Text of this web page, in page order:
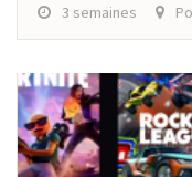
3 semaines